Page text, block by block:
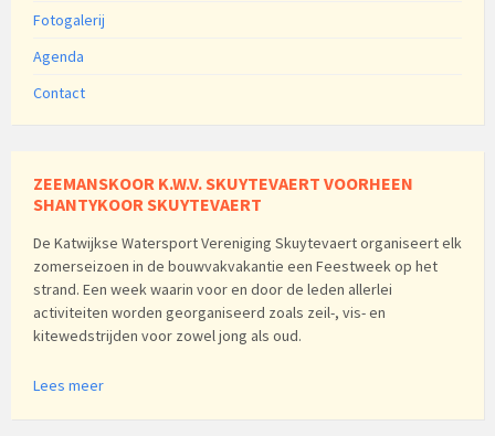
Fotogalerij
Agenda
Contact
ZEEMANSKOOR K.W.V. SKUYTEVAERT VOORHEEN
SHANTYKOOR SKUYTEVAERT
De Katwijkse Watersport Vereniging Skuytevaert organiseert elk
zomerseizoen in de bouwvakvakantie een Feestweek op het
strand. Een week waarin voor en door de leden allerlei
activiteiten worden georganiseerd zoals zeil-, vis- en
kitewedstrijden voor zowel jong als oud.
Lees meer